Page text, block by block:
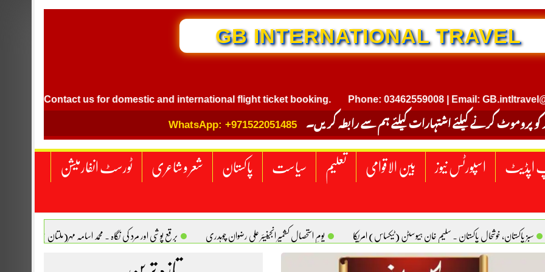
GB INTERNATIONAL TRAVEL
Contact us for domestic and international flight ticket booking. Phone: 03462559008 | Email:
کو پروموٹ کرنے کیلئے اشتہارات کیلئے ہم سے رابطہ کریں۔ WhatsApp: +971522051485
اپڈیٹ اسپورٹس نیوز بین الاقوامی تعلیم سیاست پاکستان شعر و شاعری ٹورسٹ انفارمیشن
سبز پاکستان، خوشحال پاکستان . سلیم خان ہیوسٹن (ٹیکساس) امریکا یومِ استحصالِ کشمیر انجینیئر علی رضوان چوہدری برقع پوشی اور مرد کی نگاہ . محمد اسامہ مہر(ملتان )
کی اصل پہچان. یاسر دانیال صابری